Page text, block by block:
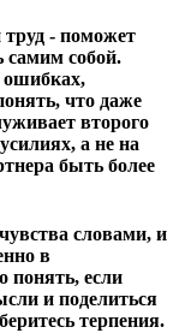
- поможет
самим собой.
ошибках,
что даже
второго
а не на
быть более
словами, и
в
понять, если
и поделиться
терпения.